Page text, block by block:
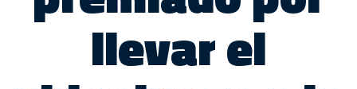
llevar el